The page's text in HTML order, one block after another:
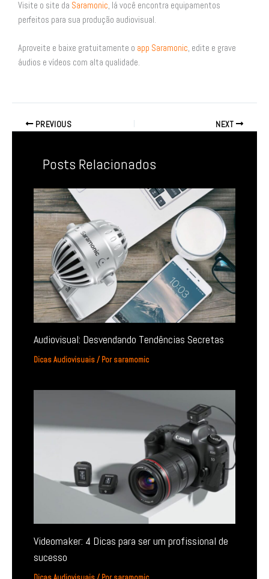
Visite o site da Saramonic, lá você encontra equipamentos
perfeitos para sua produção audiovisual.
Aproveite e baixe gratuitamente o app Saramonic, edite e grave
áudios e vídeos com alta qualidade.
PREVIOUS NEXT
Posts Relacionados
Audiovisual: Desvendando Tendências Secretas
Dicas Audiovisuais/ Porsaramomic
Videomaker: 4 Dicas para ser um profissional de
sucesso